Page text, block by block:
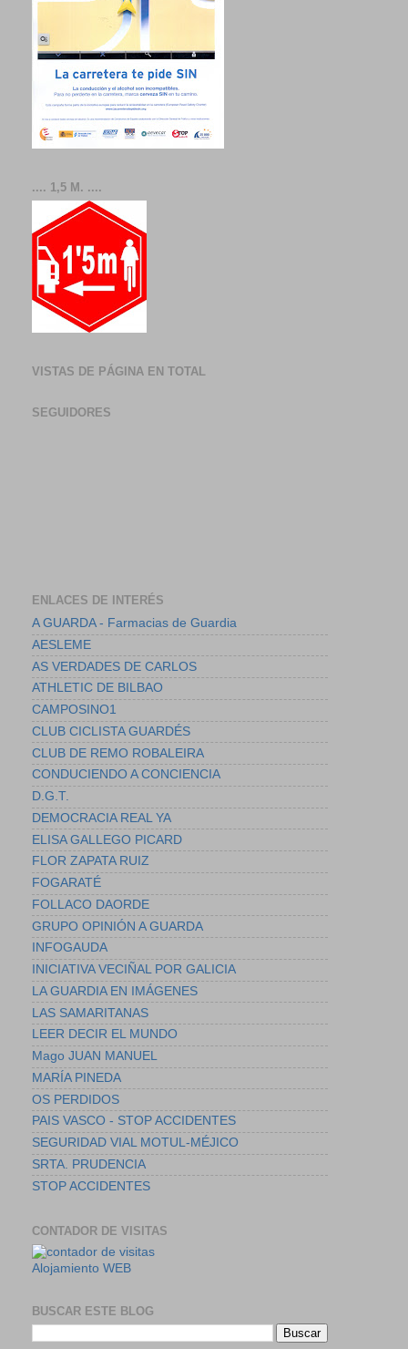
.... 1,5 M. ....
VISTAS DE PÁGINA EN TOTAL
SEGUIDORES
ENLACES DE INTERÉS
A GUARDA - Farmacias de Guardia
AESLEME
AS VERDADES DE CARLOS
ATHLETIC DE BILBAO
CAMPOSINO1
CLUB CICLISTA GUARDÉS
CLUB DE REMO ROBALEIRA
CONDUCIENDO A CONCIENCIA
D.G.T.
DEMOCRACIA REAL YA
ELISA GALLEGO PICARD
FLOR ZAPATA RUIZ
FOGARATÉ
FOLLACO DAORDE
GRUPO OPINIÓN A GUARDA
INFOGAUDA
INICIATIVA VECIÑAL POR GALICIA
LA GUARDIA EN IMÁGENES
LAS SAMARITANAS
LEER DECIR EL MUNDO
Mago JUAN MANUEL
MARÍA PINEDA
OS PERDIDOS
PAIS VASCO - STOP ACCIDENTES
SEGURIDAD VIAL MOTUL-MÉJICO
SRTA. PRUDENCIA
STOP ACCIDENTES
CONTADOR DE VISITAS
Alojamiento WEB
BUSCAR ESTE BLOG